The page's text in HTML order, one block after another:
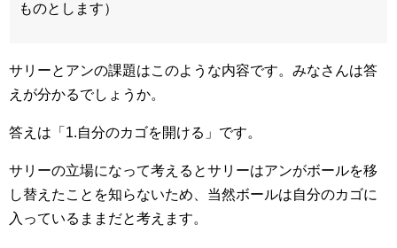
ものとします）
サリーとアンの課題はこのような内容です。みなさんは答
えが分かるでしょうか。
答えは「1.自分のカゴを開ける」です。
サリーの立場になって考えるとサリーはアンがボールを移
し替えたことを知らないため、当然ボールは自分のカゴに
入っているままだと考えます。